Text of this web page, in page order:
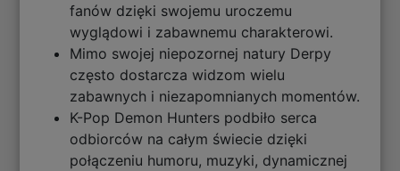
fanów dzięki swojemu uroczemu
wyglądowi i zabawnemu charakterowi.
Mimo swojej niepozornej natury Derpy
często dostarcza widzom wielu
zabawnych i niezapomnianych momentów.
K-Pop Demon Hunters podbiło serca
odbiorców na całym świecie dzięki
połączeniu humoru, muzyki, dynamicznej